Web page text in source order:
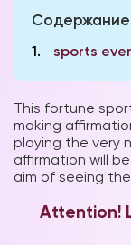
Содержание
1 sports
This fortune
making
playing the very
affirmation will
aim of seeing
Attention!